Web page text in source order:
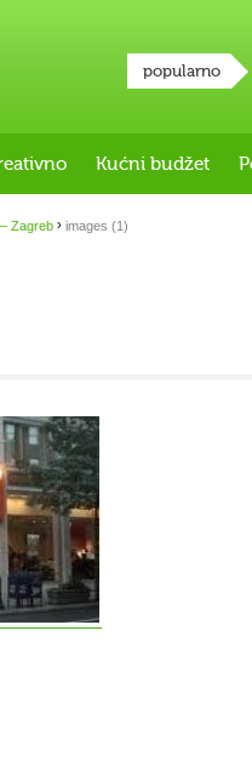
popularno
Kućni budžet
Zagreb › images (1)